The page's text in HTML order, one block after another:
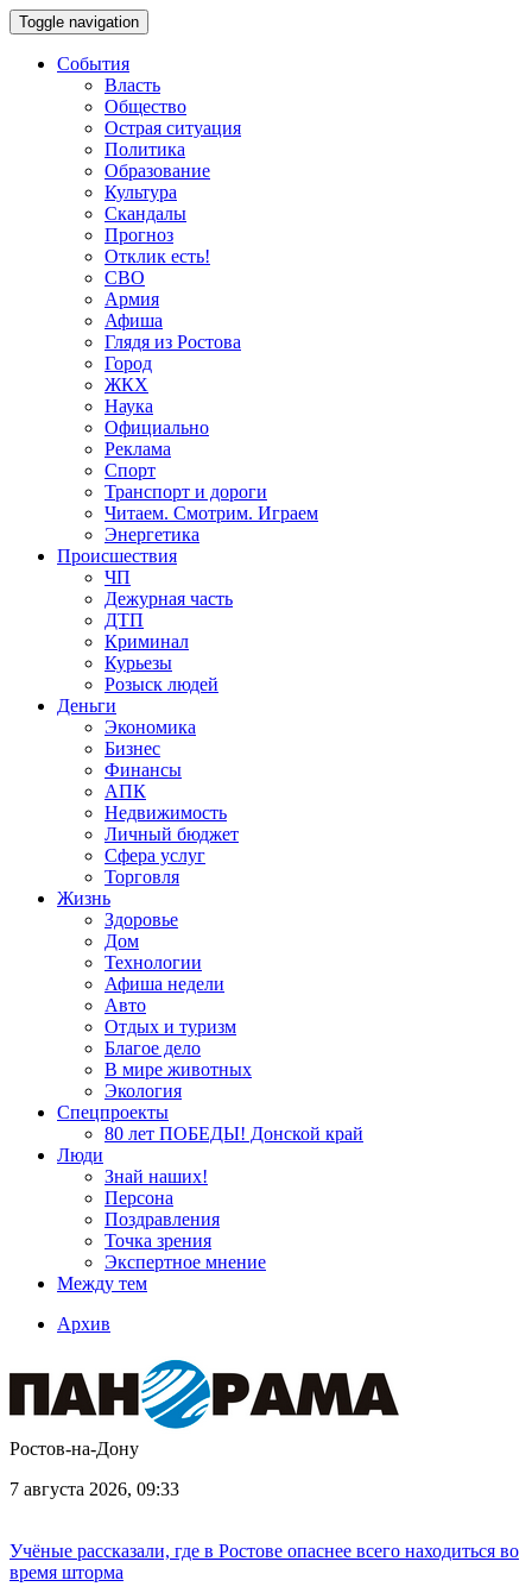
Toggle navigation
События
Власть
Общество
Острая ситуация
Политика
Образование
Культура
Скандалы
Прогноз
Отклик есть!
СВО
Армия
Афиша
Глядя из Ростова
Город
ЖКХ
Наука
Официально
Реклама
Спорт
Транспорт и дороги
Читаем. Смотрим. Играем
Энергетика
Происшествия
ЧП
Дежурная часть
ДТП
Криминал
Курьезы
Розыск людей
Деньги
Экономика
Бизнес
Финансы
АПК
Недвижимость
Личный бюджет
Сфера услуг
Торговля
Жизнь
Здоровье
Дом
Технологии
Афиша недели
Авто
Отдых и туризм
Благое дело
В мире животных
Экология
Спецпроекты
80 лет ПОБЕДЫ! Донской край
Люди
Знай наших!
Персона
Поздравления
Точка зрения
Экспертное мнение
Между тем
Архив
Ростов-на-Дону
7 августа 2026, 09:33
Учёные рассказали, где в Ростове опаснее всего находиться во
время шторма